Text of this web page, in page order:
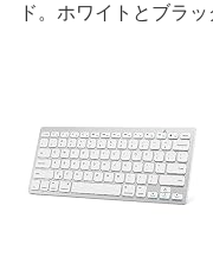
ド。ホワイトとブラ